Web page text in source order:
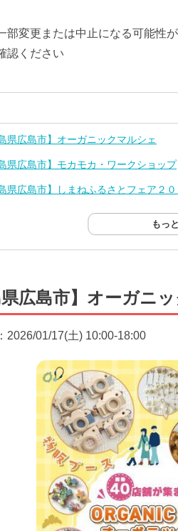
部変更または中止になる可能性
認ください
県広島市】オーガニックマルシェ
島県広島市】モカモカ・ワークショップ
島県広島市】しまねふるさとフェア２０
もっ
県広島市】オーガニ
2026/01/17(土) 10:00-18:00